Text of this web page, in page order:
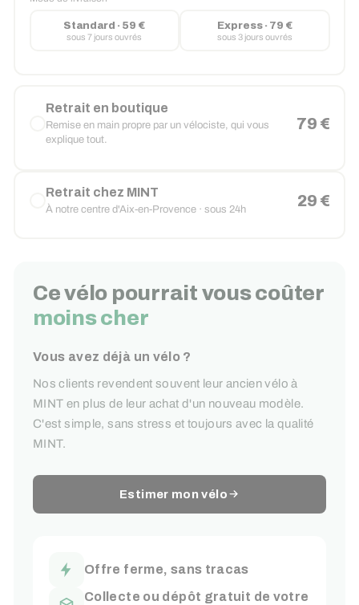
Standard · 59 €
sous 7 jours ouvrés
Express · 79 €
sous 3 jours ouvrés
Retrait en boutique
Remise en main propre par un vélociste, qui vous
explique tout.
79 €
Retrait chez MINT
À notre centre d'Aix-en-Provence · sous 24h 29 €
Ce vélo pourrait vous coûter
moins cher
Vous avez déjà un vélo ?
Nos clients revendent souvent leur ancien vélo à
MINT en plus de leur achat d'un nouveau modèle.
C'est simple, sans stress et toujours avec la qualité
MINT.
Estimer mon vélo
Offre ferme, sans tracas
Collecte ou dépôt gratuit de votre